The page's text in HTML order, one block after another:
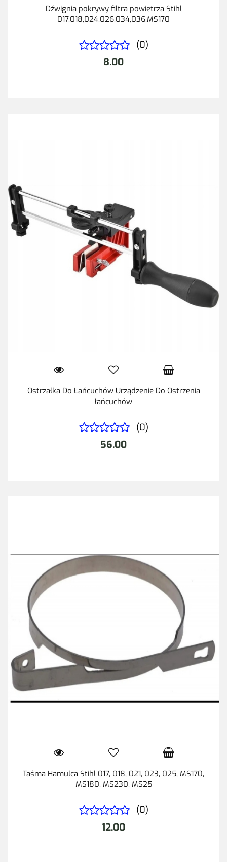
Dźwignia pokrywy filtra powietrza Stihl
017,018,024,026,034,036,MS170
(0)
8.00
Ostrzałka Do Łańcuchów Urządzenie Do Ostrzenia
łańcuchów
(0)
56.00
Taśma Hamulca Stihl 017, 018, 021, 023, 025, MS170,
MS180, MS230, MS25
(0)
12.00